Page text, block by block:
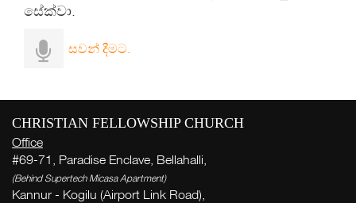
සේක්වා.
සවන් දීමට.
CHRISTIAN FELLOWSHIP CHURCH
Office
#69-71, Paradise Enclave, Bellahalli,
(Behind Supertech Micasa Apartment)
Kannur - Kogilu (Airport Link Road),